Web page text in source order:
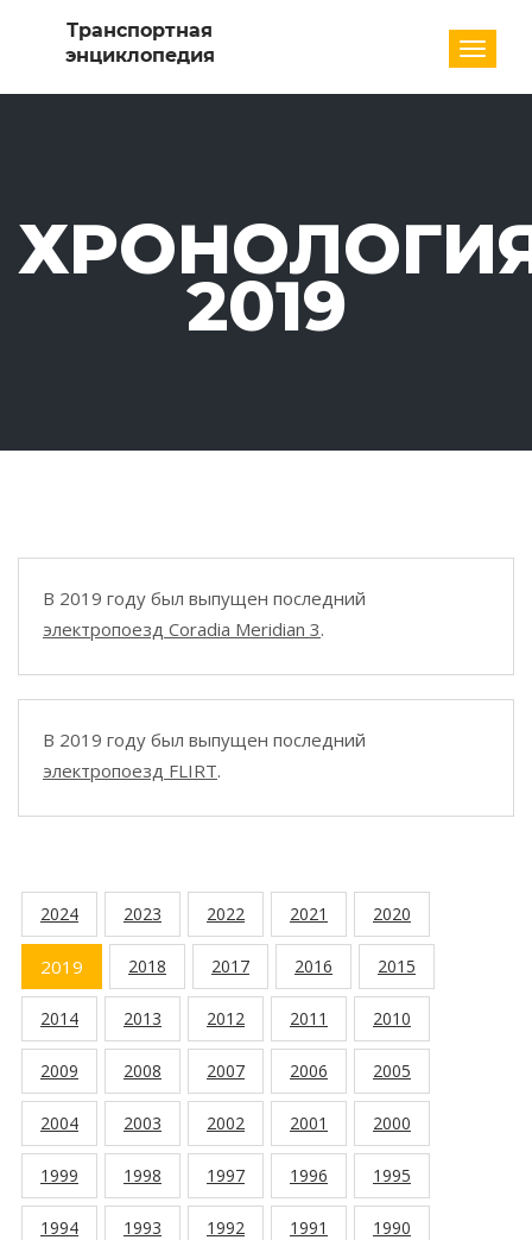
2019
В 2019 году был выпущен последний
электропоезд Coradia Meridian 3.
В 2019 году был выпущен последний
электропоезд FLIRT.
2024 2023 2022 2021 2020
2019 2018 2017 2016 2015
2014 2013 2012 2011 2010
2009 2008 2007 2006 2005
2004 2003 2002 2001 2000
1999 1998 1997 1996 1995
1994 1993 1992 1991 1990